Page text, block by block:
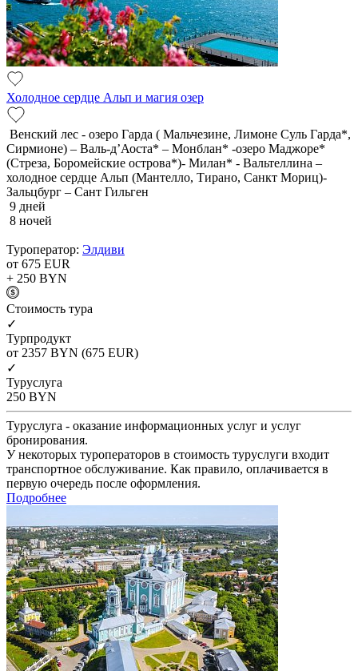
Холодное сердце Альп и магия озер
Венский лес - озеро Гарда ( Мальчезине, Лимоне Суль Гарда*,
Сирмионе) – Валь-д’Аоста* – Монблан* -озеро Маджоре*
(Стреза, Боромейские острова*)- Милан* - Вальтеллина –
холодное сердце Альп (Мантелло, Тирано, Санкт Мориц)-
Зальцбург – Сант Гильген
9 дней
8 ночей
Туроператор: Элдиви
от 675 EUR
+ 250 BYN
Cтоимость тура
✓
Турпродукт
от 2357 BYN (675 EUR)
✓
Туруслуга
250 BYN
Туруслуга - оказание информационных услуг и услуг
бронирования.
У некоторых туроператоров в стоимость туруслуги входит
транспортное обслуживание. Как правило, оплачивается в
первую очередь после оформления.
Подробнее